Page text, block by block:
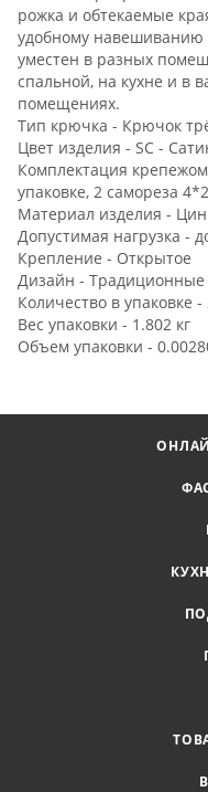
рожка и обтекаемые
удобному
уместен в разных
спальной, на кухне и в
помещениях.
Тип крючка - Крючок
Цвет изделия - SC -
Комплектация
упаковке, 2 самореза
Материал изделия -
Допустимая нагрузка -
Крепление - Открытое
Дизайн - Традиционные
Количество в упаковке -
Вес упаковки - 1.802 кг
Объем упаковки -